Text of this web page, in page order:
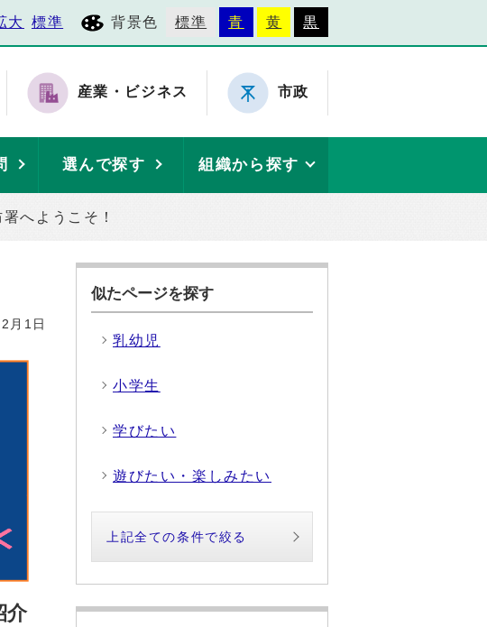
大 標準 背景色 標準 青 黄 黒
産業・ビジネス 市政
選んで探す 組織から探す
へようこそ！
月1日
介
似たページを探す
乳幼児
小学生
学びたい
遊びたい・楽しみたい
上記全ての条件で絞る